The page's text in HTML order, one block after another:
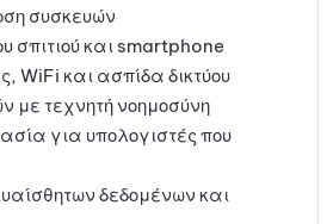
συσκευών
σπιτιού και smartphone
WiFi και ασπίδα δικτύου
με τεχνητή νοημοσύνη
για υπολογιστές που
δεδομένων και